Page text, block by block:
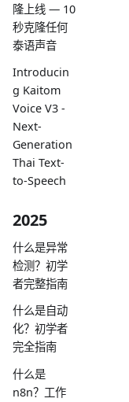
隆上线 — 10
秒克隆任何
泰语声音
Introducin
g Kaitom
Voice V3 -
Next-
Generation
Thai Text-
to-Speech
2025
什么是异常
检测？初学
者完整指南
什么是自动
化？初学者
完全指南
什么是
n8n？工作